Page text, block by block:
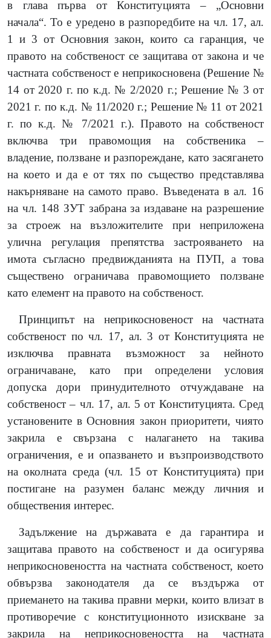
в глава първа от Конституцията – „Основни
начала“. То е уредено в разпоредбите на чл. 17, ал.
1 и 3 от Основния закон, които са гаранция, че
правото на собственост се защитава от закона и че
частната собственост е неприкосновена (Решение №
14 от 2020 г. по к.д. № 2/2020 г.; Решение № 3 от
2021 г. по к.д. № 11/2020 г.; Решение № 11 от 2021
г. по к.д. № 7/2021 г.). Правото на собственост
включва три правомощия на собственика –
владение, ползване и разпореждане, като засягането
на което и да е от тях по същество представлява
накърняване на самото право. Въведената в ал. 16
на чл. 148 ЗУТ забрана за издаване на разрешение
за строеж на възложителите при неприложена
улична регулация препятства застрояването на
имота съгласно предвижданията на ПУП, а това
съществено ограничава правомощието ползване
като елемент на правото на собственост.
Принципът на неприкосновеност на частната
собственост по чл. 17, ал. 3 от Конституцията не
изключва правната възможност за нейното
ограничаване, като при определени условия
допуска дори принудителното отчуждаване на
собственост – чл. 17, ал. 5 от Конституцията. Сред
установените в Основния закон приоритети, чиято
закрила е свързана с налагането на такива
ограничения, е и опазването и възпроизводството
на околната среда (чл. 15 от Конституцията) при
постигане на разумен баланс между личния и
обществения интерес.
Задължение на държавата е да гарантира и
защитава правото на собственост и да осигурява
неприкосновеността на частната собственост, което
обвързва законодателя да се въздържа от
приемането на такива правни мерки, които влизат в
противоречие с конституционното изискване за
закрила на неприкосновеността на частната